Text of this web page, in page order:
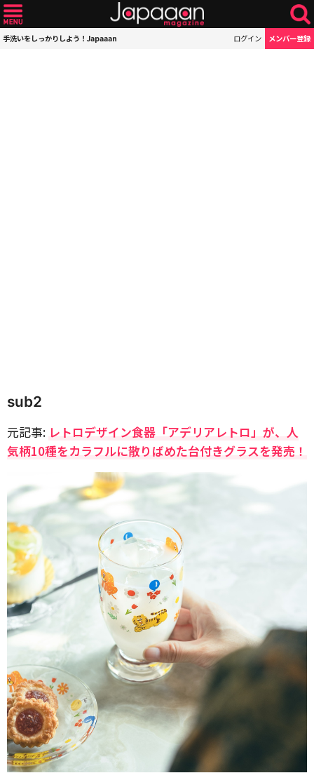
手洗いをしっかりしよう！Japaaan ログイン メンバー登録
sub2
元記事: レトロデザイン食器「アデリアレトロ」が、人
気柄10種をカラフルに散りばめた台付きグラスを発売！